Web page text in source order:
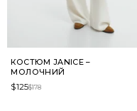
КОСТЮМ JANICE –
МОЛОЧНИЙ
$178
$125